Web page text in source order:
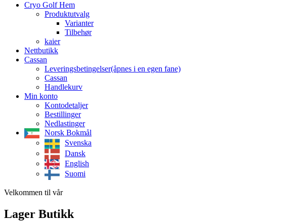
Cryo Golf Hem
Produktutvalg
Varianter
Tilbehør
kaier
Nettbutikk
Cassan
Leveringsbetingelser(åpnes i en egen fane)
Cassan
Handlekurv
Min konto
Kontodetaljer
Bestillinger
Nedlastinger
Norsk Bokmål
Svenska
Dansk
English
Suomi
Velkommen til vår
Lager Butikk